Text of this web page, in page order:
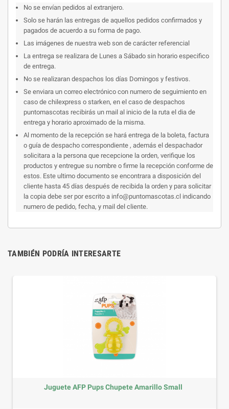
No se envían pedidos al extranjero.
Solo se harán las entregas de aquellos pedidos confirmados y
pagados de acuerdo a su forma de pago.
Las imágenes de nuestra web son de carácter referencial
La entrega se realizara de Lunes a Sábado sin horario especifico
de entrega.
No se realizaran despachos los días Domingos y festivos.
Se enviara un correo electrónico con numero de seguimiento en
caso de chilexpress o starken, en el caso de despachos
puntomascotas recibirás un mail al inicio de la ruta el dia de
entrega y horario aproximado de la misma.
Al momento de la recepción se hará entrega de la boleta, factura
o guía de despacho correspondiente , además el despachador
solicitara a la persona que recepcione la orden, verifique los
productos y entregue su nombre o firme la recepción conforme de
estos. Este ultimo documento se encontrara a disposición del
cliente hasta 45 días después de recibida la orden y para solicitar
la copia debe ser por escrito a info@puntomascotas.cl indicando
numero de pedido, fecha, y mail del cliente.
TAMBIÉN PODRÍA INTERESARTE
Juguete AFP Pups Chupete Amarillo Small